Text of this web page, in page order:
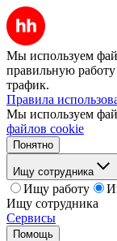
Мы используем
правильную работу
трафик.
Правила
Мы используем
файлов cookie
Понятно
Ищу сотрудника
Ищу работу
Ищу сотрудника
Сервисы
Помощь